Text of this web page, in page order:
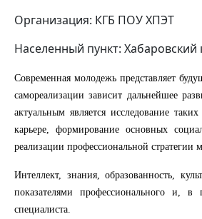
Организация: КГБ ПОУ ХПЭТ
Населенный пункт: Хабаровский
Современная молодежь представляет
самореализации зависит дальнейшее
актуальным является исследование
карьере, формирование основных
реализации профессиональной стратегии
Интеллект, знания, образованность,
показателями профессионального и, в
специалиста.